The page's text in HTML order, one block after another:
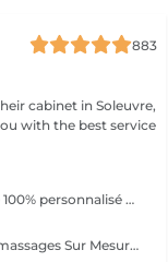
883
cabinet in Soleuvre,
with the best service
Le Massage Sur Mesure Maanos : un massage 100% personnalisé en fonction de vos besoins et de vos envies !
Le massage DUO est une réservation pour 2 massages Sur Mesure, en même temps dans la même cabine. Les 2 personnes pourront personnaliser leurs massages en fonction de leurs envies. Possibilité de demander 2 cabines séparées en arrivant sur place.